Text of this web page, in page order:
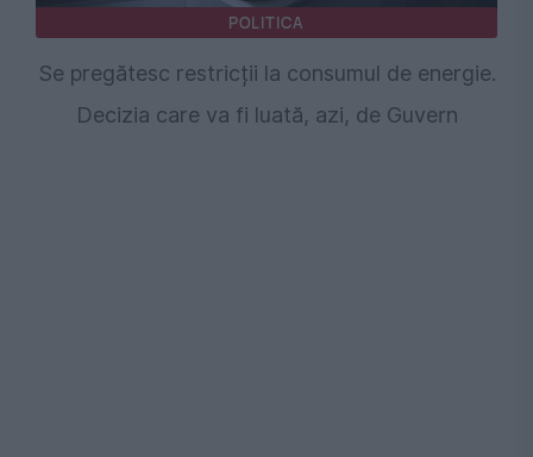
POLITICA
Se pregătesc restricții la consumul de energie.
Decizia care va fi luată, azi, de Guvern